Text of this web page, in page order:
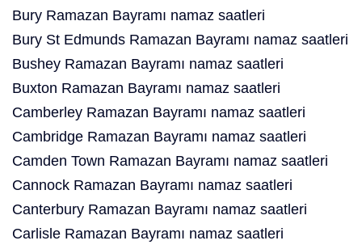
Bury Ramazan Bayramı namaz saatleri
Bury St Edmunds Ramazan Bayramı namaz saatleri
Bushey Ramazan Bayramı namaz saatleri
Buxton Ramazan Bayramı namaz saatleri
Camberley Ramazan Bayramı namaz saatleri
Cambridge Ramazan Bayramı namaz saatleri
Camden Town Ramazan Bayramı namaz saatleri
Cannock Ramazan Bayramı namaz saatleri
Canterbury Ramazan Bayramı namaz saatleri
Carlisle Ramazan Bayramı namaz saatleri